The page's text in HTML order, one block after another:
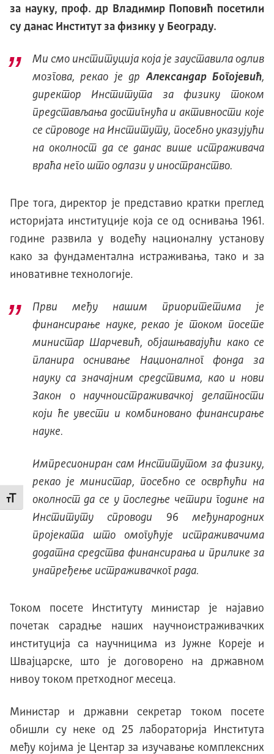
Промени величину слова
за науку, проф. др Владимир Поповић посетили
су данас Институт за физику у Београду.
Ми смо институција која је зауставила одлив
мозгова, рекао је др Александар Богојевић,
директор Института за физику током
представљања достигнућа и активности које
се спроводе на Институту, посебно указујући
на околност да се данас више истраживача
враћа него што одлази у иностранство.
Пре тога, директор је представио кратки преглед
историјата институције која се од оснивања 1961.
године развила у водећу националну установу
како за фундаментална истраживања, тако и за
иновативне технологије.
Први међу нашим приоритетима је
финансирање науке, рекао је током посете
министар Шарчевић, објашњавајући како се
планира оснивање Националног фонда за
науку са значајним средствима, као и нови
Закон о научноистраживачкој делатности
који ће увести и комбиновано финансирање
науке.
Импресиониран сам Институтом за физику,
рекао је министар, посебно се осврћући на
околност да се у последње четири године на
Институту спроводи 96 међународних
пројеката што омогућује истраживачима
додатна средства финансирања и прилике за
унапређење истраживачког рада.
Током посете Институту министар је најавио
почетак сарадње наших научноистраживачких
институција са научницима из Јужне Кореје и
Швајцарске, што је договорено на државном
нивоу током претходног месеца.
Министар и државни секретар током посете
обишли су неке од 25 лабораторија Института
међу којима је Центар за изучавање комплексних